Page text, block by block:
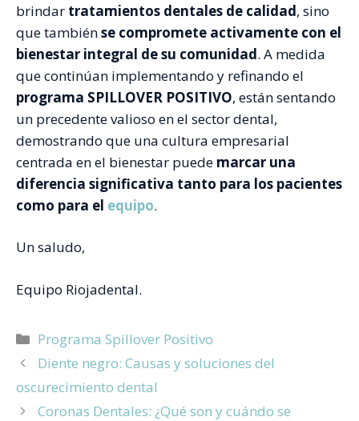
brindar tratamientos dentales de calidad, sino
que tambiénse compromete activamente con el
bienestar integral de su comunidad. A medida
que continúan implementando y refinando el
programa SPILLOVER POSITIVO, están sentando
un precedente valioso en el sector dental,
demostrando que una cultura empresarial
centrada en el bienestar puede marcar una
diferencia significativa tanto para los pacientes
como para el equipo.
Un saludo,
Equipo Riojadental.
Categorías
Programa Spillover Positivo
Diente negro: Causas y soluciones del
oscurecimiento dental
Coronas Dentales: ¿Qué son y cuándo se